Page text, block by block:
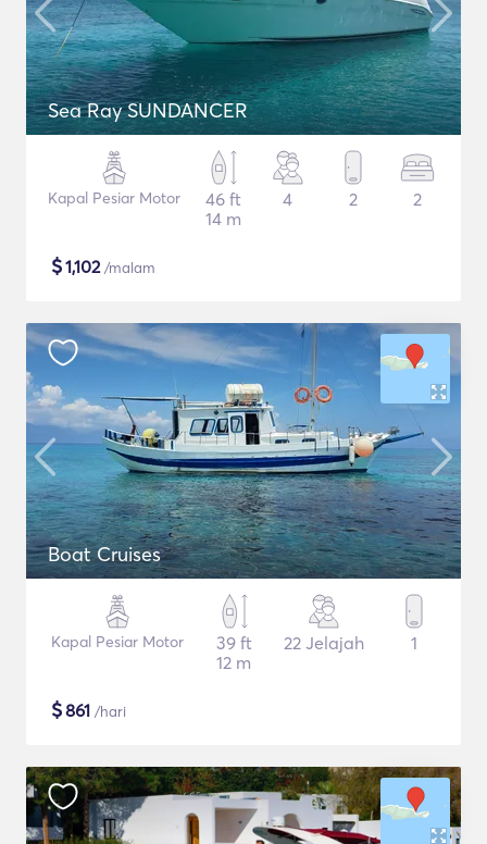
Sea Ray SUNDANCER
Kapal Pesiar Motor
46 ft
14 m
4 2 2
$1,102/malam
Boat Cruises
Kapal Pesiar Motor
39 ft
12 m
22 Jelajah 1
$861 /hari